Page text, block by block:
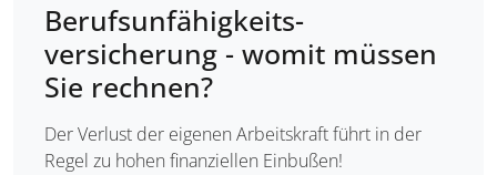
Berufsunfähigkeits­
versicherung - womit müssen
Sie rechnen?
Der Verlust der eigenen Arbeitskraft führt in der
Regel zu hohen finanziellen Einbußen!